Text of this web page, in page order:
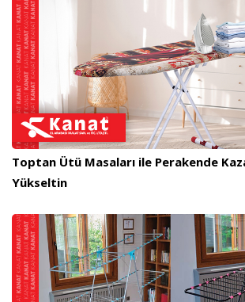
Toptan Ütü Masaları ile Perakende
Yükseltin